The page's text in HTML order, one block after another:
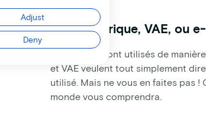
Vélo électrique, VAE, ou
Ces termes sont utilisés de
et VAE veulent tout simplement
utilisé. Mais ne vous en faites pas !
monde vous comprendra.
Adjust
Deny